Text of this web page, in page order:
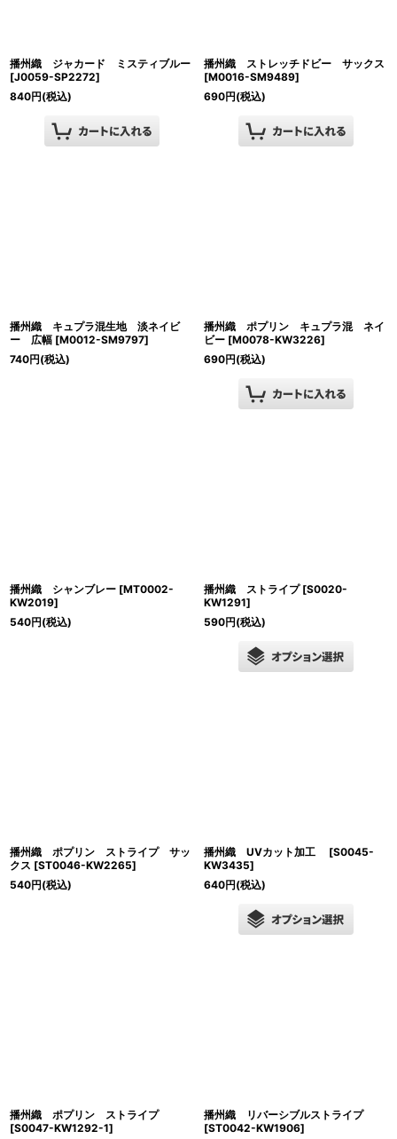
播州織 ジャカード ミスティブルー
[J0059-SP2272]
840円(税込)
播州織 ストレッチドビー サックス
[M0016-SM9489]
690円(税込)
播州織 キュプラ混生地 淡ネイビ
ー 広幅 [M0012-SM9797]
740円(税込)
播州織 ポプリン キュプラ混 ネイ
ビー [M0078-KW3226]
690円(税込)
播州織 シャンブレー [MT0002-
KW2019]
540円(税込)
播州織 ストライプ [S0020-
KW1291]
590円(税込)
播州織 ポプリン ストライプ サッ
クス [ST0046-KW2265]
540円(税込)
播州織 UVカット加工 [S0045-
KW3435]
640円(税込)
播州織 ポプリン ストライプ
[S0047-KW1292-1]
播州織 リバーシブルストライプ
[ST0042-KW1906]